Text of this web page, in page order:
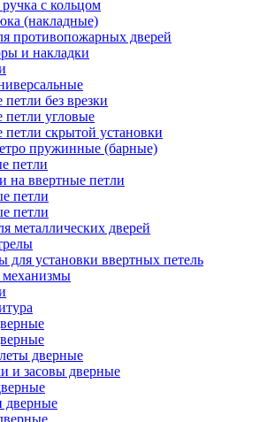
с кольцом
(накладные)
противопожарных дверей
и накладки
без врезки
петли угловые
петли скрытой установки
пружинные (барные)
петли
на ввертные петли
петли
петли
металлических дверей
установки ввертных петель
дверные
и засовы дверные
дверные